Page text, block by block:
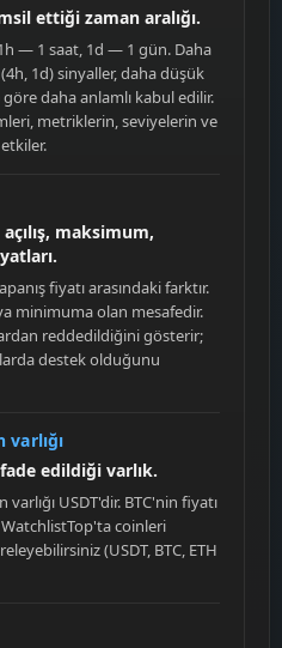
ettiği zaman aralığı.
— 1 saat, 1d — 1 gün. Daha
1d) sinyaller, daha düşük
daha anlamlı kabul edilir.
metriklerin, seviyelerin ve
maksimum,
fiyatı arasındaki farktır.
minimuma olan mesafedir.
reddedildiğini gösterir;
destek olduğunu
edildiği varlık.
USDT'dir. BTC'nin fiyatı
coinleri
(USDT, BTC, ETH